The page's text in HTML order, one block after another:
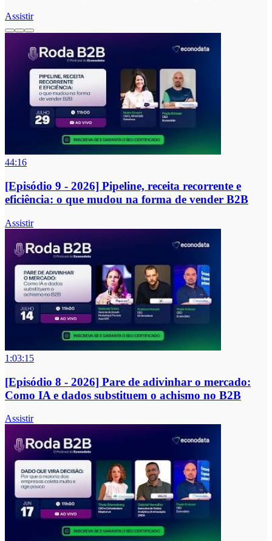
Assistir
44:16
[Episódio 9 - 2026] Pipeline, receita recorrente e
eficiência: o que mudou na forma de vender B2B
Assistir
1:03:15
[Episódio 8 - 2026] Pare de adivinhar o mercado:
Como IA e dados substituem o achismo no B2B
Assistir